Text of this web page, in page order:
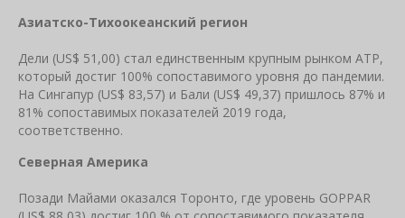
Азиатско-Тихоокеанский регион
Дели (US$ 51,00) стал единственным крупным рынком АТР,
который достиг 100% сопоставимого уровня до пандемии.
На Сингапур (US$ 83,57) и Бали (US$ 49,37) пришлось 87% и
81% сопоставимых показателей 2019 года,
соответственно.
Северная Америка
Позади Майами оказался Торонто, где уровень GOPPAR